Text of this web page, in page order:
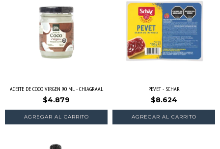
ACEITE DE COCO VIRGEN 90 ML - CHIAGRAAL
$4.879
PEVET - SCHAR
$8.624